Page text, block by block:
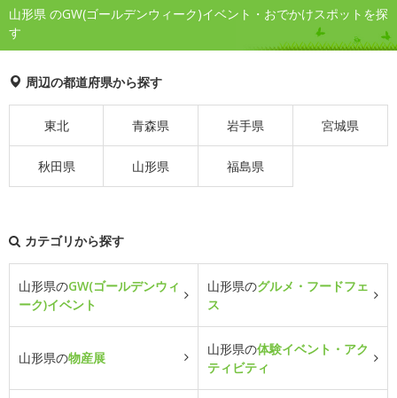
山形県 のGW(ゴールデンウィーク)イベント・おでかけスポットを探
す
周辺の都道府県から探す
東北 青森県 岩手県 宮城県
秋田県 山形県 福島県
カテゴリから探す
山形県のGW(ゴールデンウィ
ーク)イベント
山形県のグルメ・フードフェ
ス
山形県の物産展
山形県の体験イベント・アク
ティビティ